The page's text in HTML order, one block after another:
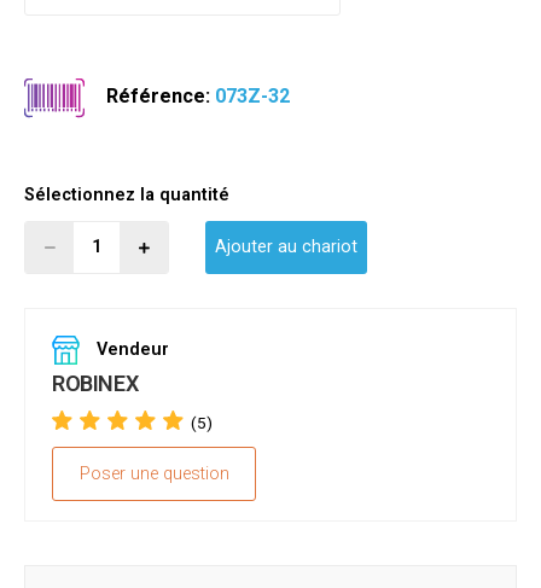
Référence: 073Z-32
Sélectionnez la quantité
Ajouter au chariot
Vendeur
ROBINEX
(5)
Poser une question